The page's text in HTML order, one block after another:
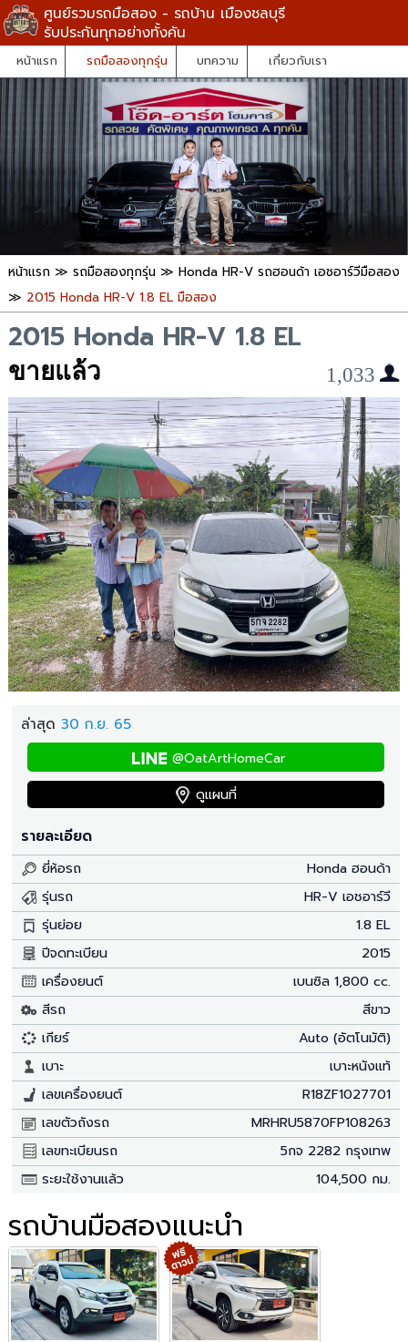
ศูนย์รวมรถมือสอง - รถบ้าน เมืองชลบุรี
รับประกันทุกอย่างทั้งคัน
หน้าแรก รถมือสองทุกรุ่น บทความ เกี่ยวกับเรา
หน้าแรก ≫ รถมือสองทุกรุ่น ≫ Honda HR-V รถฮอนด้า เอชอาร์วีมือสอง
≫ 2015 Honda HR-V 1.8 EL มือสอง
2015 Honda HR-V 1.8 EL
ขายแล้ว 1,033
ล่าสุด 30 ก.ย. 65
@OatArtHomeCar
ดูแผนที่
รายละเอียด
ยี่ห้อรถ
Honda ฮอนด้า
รุ่นรถ
HR-V เอชอาร์วี
รุ่นย่อย
1.8 EL
ปีจดทะเบียน
2015
เครื่องยนต์
เบนซิล 1,800 cc.
สีรถ
สีขาว
เกียร์
Auto (อัตโนมัติ)
เบาะ
เบาะหนังแท้
เลขเครื่องยนต์
R18ZF1027701
เลขตัวถังรถ
MRHRU5870FP108263
เลขทะเบียนรถ
5กจ 2282 กรุงเทพ
ระยะใช้งานแล้ว
104,500 กม.
รถบ้านมือสองแนะนำ